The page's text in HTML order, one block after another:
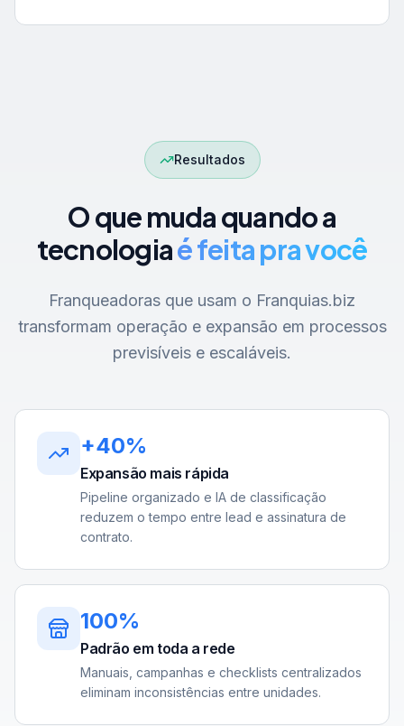
Resultados
O que muda quando a
tecnologiaé feita pra você
Franqueadoras que usam o Franquias.biz
transformam operação e expansão em processos
previsíveis e escaláveis.
+40%
Expansão mais rápida
Pipeline organizado e IA de classificação
reduzem o tempo entre lead e assinatura de
contrato.
100%
Padrão em toda a rede
Manuais, campanhas e checklists centralizados
eliminam inconsistências entre unidades.